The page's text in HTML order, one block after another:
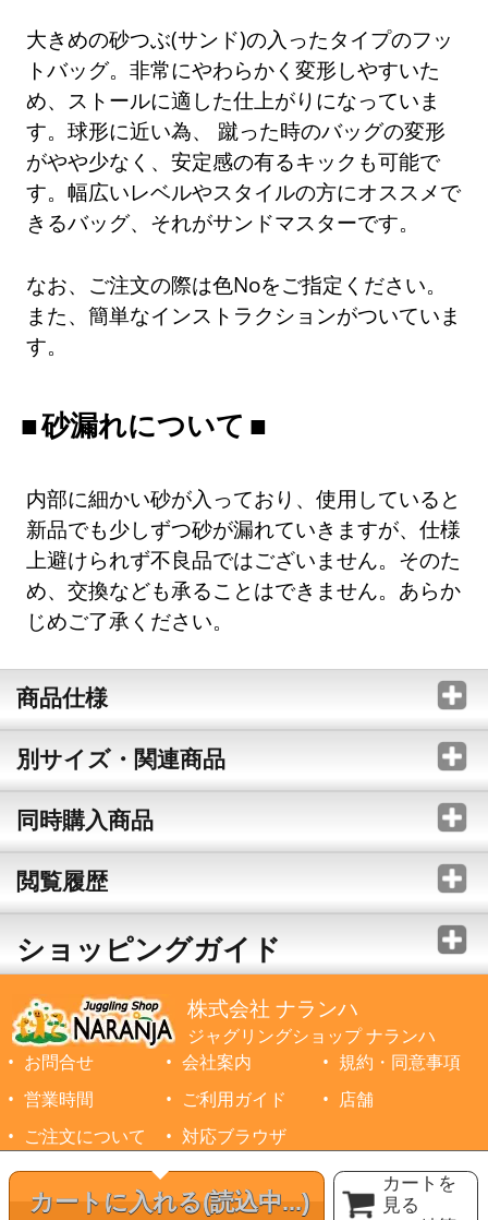
カートに入れる(読込中...)
カートを
見る
大きめの砂つぶ(サンド)の入ったタイプのフッ
トバッグ。非常にやわらかく変形しやすいた
め、ストールに適した仕上がりになっていま
す。球形に近い為、 蹴った時のバッグの変形
がやや少なく、安定感の有るキックも可能で
す。幅広いレベルやスタイルの方にオススメで
きるバッグ、それがサンドマスターです。
なお、ご注文の際は色Noをご指定ください。
また、簡単なインストラクションがついていま
す。
砂漏れについて
内部に細かい砂が入っており、使用していると
新品でも少しずつ砂が漏れていきますが、仕様
上避けられず不良品ではございません。そのた
め、交換なども承ることはできません。あらか
じめご了承ください。
商品仕様
別サイズ・関連商品
同時購入商品
閲覧履歴
ショッピングガイド
株式会社 ナランハ
ジャグリングショップ ナランハ
お問合せ
会社案内
規約・同意事項
営業時間
ご利用ガイド
店舗
ご注文について
対応ブラウザ
©1999-2026 NARANJA Inc. All Rights Reserved.